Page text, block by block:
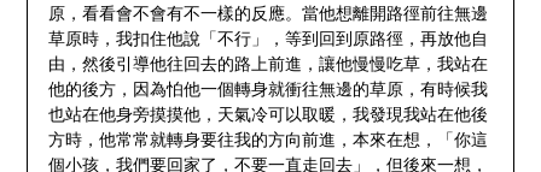
原，看看會不會有不一樣的反應。當他想離開路徑前往無邊
草原時，我扣住他說「不行」，等到回到原路徑，再放他自
由，然後引導他往回去的路上前進，讓他慢慢吃草，我站在
他的後方，因為怕他一個轉身就衝往無邊的草原，有時候我
也站在他身旁摸摸他，天氣冷可以取暖，我發現我站在他後
方時，他常常就轉身要往我的方向前進，本來在想，「你這
個小孩，我們要回家了，不要一直走回去」，但後來一想，